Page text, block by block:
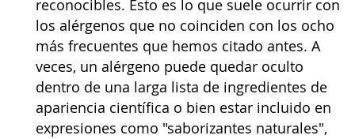
reconocibles. Esto es lo que suele ocurrir con
los alérgenos que no coinciden con los ocho
más frecuentes que hemos citado antes. A
veces, un alérgeno puede quedar oculto
dentro de una larga lista de ingredientes de
apariencia científica o bien estar incluido en
expresiones como "saborizantes naturales",